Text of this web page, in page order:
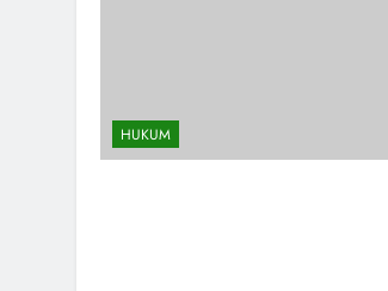
HUKUM